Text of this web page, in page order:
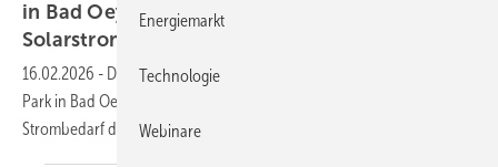
in Bad Oeynhausen versorgt sich mit
Solarstrom
16.02.2026 - Die Strommenge, die die neue Anlage auf dem Werre-
Park in Bad Oeynhausen liefern wird, reicht mehr als aus, um den
Strombedarf des Shoppingcenters zu
Energiemarkt
Technologie
Webinare